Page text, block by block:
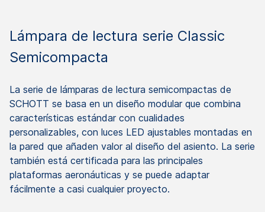
Lámpara de lectura serie Classic
Semicompacta
La serie de lámparas de lectura semicompactas de
SCHOTT se basa en un diseño modular que combina
características estándar con cualidades
personalizables, con luces LED ajustables montadas en
la pared que añaden valor al diseño del asiento. La serie
también está certificada para las principales
plataformas aeronáuticas y se puede adaptar
fácilmente a casi cualquier proyecto.